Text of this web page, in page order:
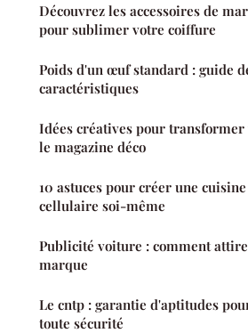
Découvrez les accessoires de
pour sublimer votre coiffure
Poids d'un œuf standard : guide
caractéristiques
Idées créatives pour transformer
le magazine déco
10 astuces pour créer une
cellulaire soi-même
Publicité voiture : comment
marque
Le cntp : garantie d'aptitudes
toute sécurité